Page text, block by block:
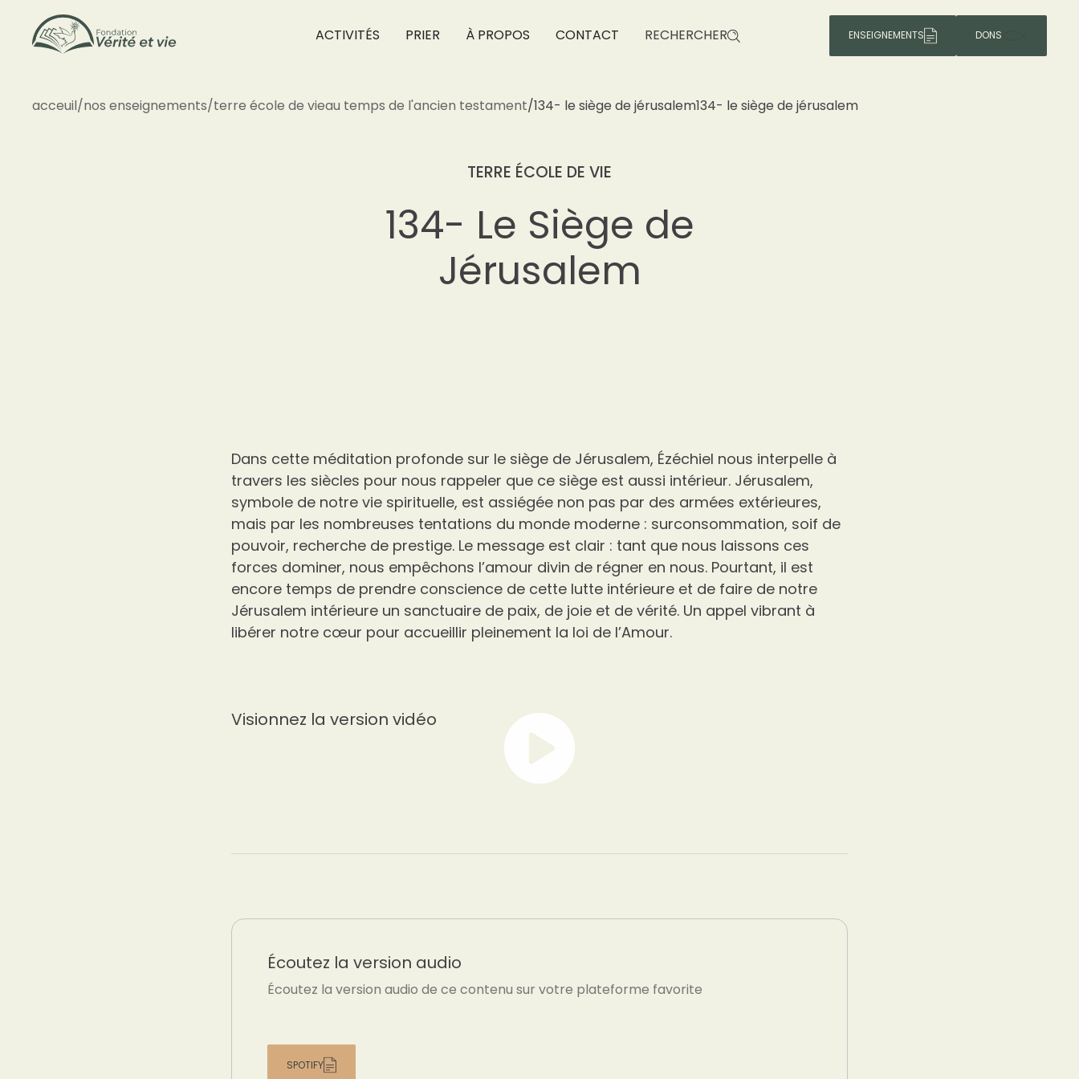
ACTIVITÉS PRIER À PROPOS CONTACT RECHERCHER ENSEIGNEMENTS DONS
acceuil/nos enseignements/terre école de vieau temps de l'ancien testament/134- le siège de jérusalem134- le siège de jérusalem
TERRE ÉCOLE DE VIE
134- Le Siège de
Jérusalem
Dans cette méditation profonde sur le siège de Jérusalem, Ézéchiel nous interpelle à
travers les siècles pour nous rappeler que ce siège est aussi intérieur. Jérusalem,
symbole de notre vie spirituelle, est assiégée non pas par des armées extérieures,
mais par les nombreuses tentations du monde moderne : surconsommation, soif de
pouvoir, recherche de prestige. Le message est clair : tant que nous laissons ces
forces dominer, nous empêchons l’amour divin de régner en nous. Pourtant, il est
encore temps de prendre conscience de cette lutte intérieure et de faire de notre
Jérusalem intérieure un sanctuaire de paix, de joie et de vérité. Un appel vibrant à
libérer notre cœur pour accueillir pleinement la loi de l’Amour.
Visionnez la version vidéo
Écoutez la version audio
Écoutez la version audio de ce contenu sur votre plateforme favorite
SPOTIFY